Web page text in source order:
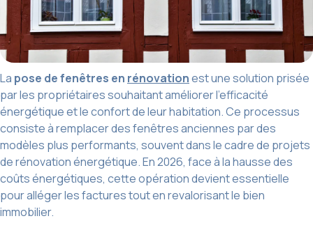
La pose de fenêtres en rénovationest une solution prisée
par les propriétaires souhaitant améliorer l’efficacité
énergétique et le confort de leur habitation. Ce processus
consiste à remplacer des fenêtres anciennes par des
modèles plus performants, souvent dans le cadre de projets
de rénovation énergétique. En 2026, face à la hausse des
coûts énergétiques, cette opération devient essentielle
pour alléger les factures tout en revalorisant le bien
immobilier.